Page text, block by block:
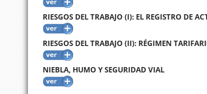
RIESGOS DEL TRABAJO (I): EL REGISTRO DE
RIESGOS DEL TRABAJO (II): RÉGIMEN
NIEBLA, HUMO Y SEGURIDAD VIAL